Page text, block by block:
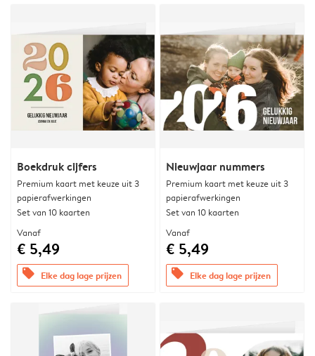
Boekdruk cijfers
Premium kaart met keuze uit 3
papierafwerkingen
Set van 10 kaarten
Vanaf
€ 5,49
offers Elke dag lage prijzen
Nieuwjaar nummers
Premium kaart met keuze uit 3
papierafwerkingen
Set van 10 kaarten
Vanaf
€ 5,49
offers Elke dag lage prijzen